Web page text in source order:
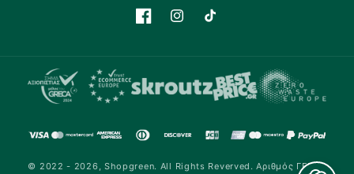
FacebookInstagramTikTok
© 2022 - 2026, Shopgreen. All Rights Reverved. Αριθμός ΓΕΜΗ: